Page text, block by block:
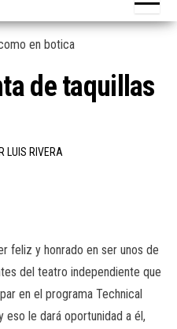
i
g
i
de taquillas
LUIS RIVERA
feliz y honrado en ser unos de
del teatro independiente que
en el programa Technical
eso le dará oportunidad a él,